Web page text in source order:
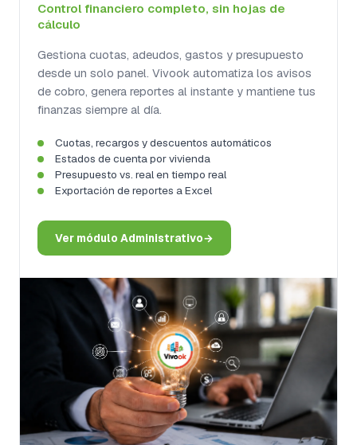
Control financiero completo, sin hojas de
cálculo
Gestiona cuotas, adeudos, gastos y presupuesto
desde un solo panel. Vivook automatiza los avisos
de cobro, genera reportes al instante y mantiene tus
finanzas siempre al día.
Cuotas, recargos y descuentos automáticos
Estados de cuenta por vivienda
Presupuesto vs. real en tiempo real
Exportación de reportes a Excel
Ver módulo Administrativo→